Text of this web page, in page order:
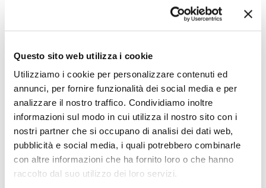
Questo sito web utilizza i cookie
Utilizziamo i cookie per personalizzare contenuti ed
annunci, per fornire funzionalità dei social media e per
analizzare il nostro traffico. Condividiamo inoltre
informazioni sul modo in cui utilizza il nostro sito con i
nostri partner che si occupano di analisi dei dati web,
pubblicità e social media, i quali potrebbero combinarle
con altre informazioni che ha fornito loro o che hanno
raccolto dal suo utilizzo dei loro servizi.